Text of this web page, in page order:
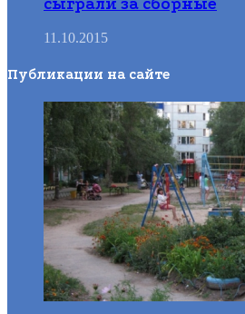
11.10.2015
Публикации на сайте